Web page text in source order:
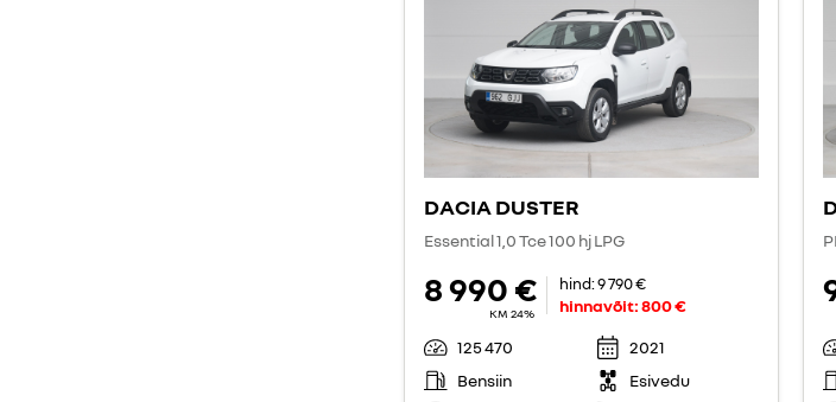
DACIA DUSTER
Essential 1,0 Tce 100 hj LPG
8 990 €
KM 24%
hind:9 790 €
hinnavõit:800 €
125 470
2021
Bensiin
Esivedu